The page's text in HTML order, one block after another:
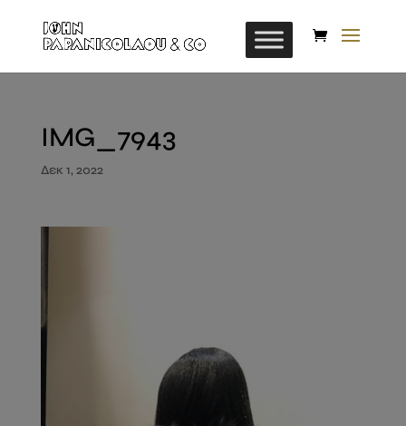
IMG_7943
Δεκ 1, 2022